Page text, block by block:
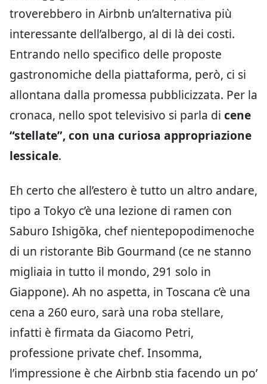
troverebbero in Airbnb un’alternativa più
interessante dell’albergo, al di là dei costi.
Entrando nello specifico delle proposte
gastronomiche della piattaforma, però, ci si
allontana dalla promessa pubblicizzata. Per la
cronaca, nello spot televisivo si parla di cene
“stellate”, con una curiosa appropriazione
lessicale.
Eh certo che all’estero è tutto un altro andare,
tipo a Tokyo c’è una lezione di ramen con
Saburo Ishigōka, chef nientepopodimenoche
di un ristorante Bib Gourmand (ce ne stanno
migliaia in tutto il mondo, 291 solo in
Giappone). Ah no aspetta, in Toscana c’è una
cena a 260 euro, sarà una roba stellare,
infatti è firmata da Giacomo Petri,
professione private chef. Insomma,
l’impressione è che Airbnb stia facendo un po’